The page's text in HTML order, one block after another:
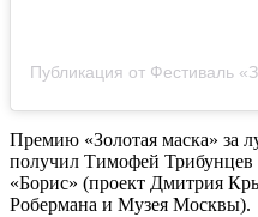
Премию «Золотая маска» за
получил Тимофей Трибунцев
«Борис» (проект Дмитрия
Робермана и Музея Москвы).